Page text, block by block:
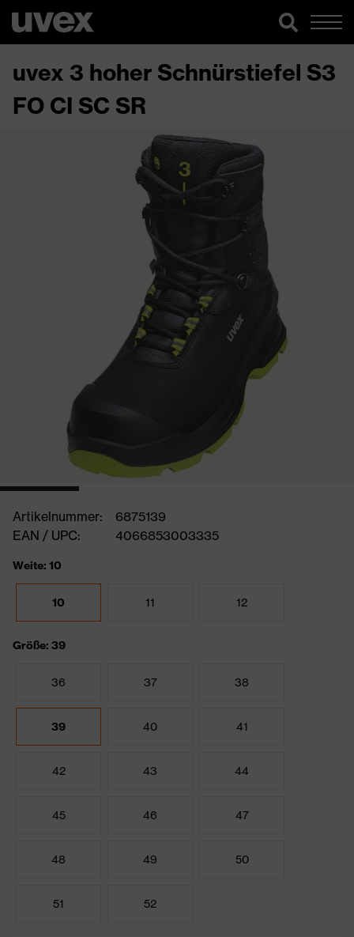
uvex 3 hoher Schnürstiefel S3
FO CI SC SR
Artikelnummer:
6875139
EAN / UPC:
4066853003335
Weite: 10
10 11 12
Größe: 39
36 37 38
39 40 41
42 43 44
45 46 47
48 49 50
51 52